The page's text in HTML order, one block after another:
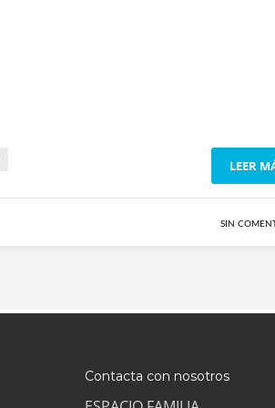
LEER
SIN
Contacta con nosotros